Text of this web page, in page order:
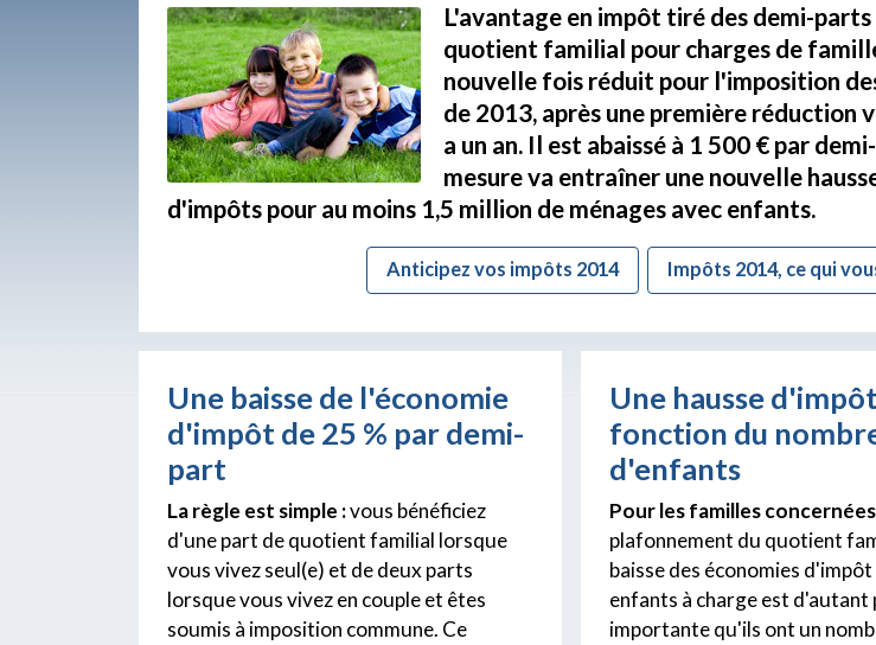
L'avantage en impôt tiré des demi-parts
quotient familial pour charges de
nouvelle fois réduit pour l'imposition
de 2013, après une première réduction
a un an. Il est abaissé à 1 500 € par
mesure va entraîner une nouvelle
d'impôts pour au moins 1,5 million de ménages avec enfants.
Impôts 2014, ce qui
Anticipez vos impôts 2014
Une baisse de l'économie
d'impôt de 25 % par demi-
part
La règle est simple :vous bénéficiez
d'une part de quotient familial lorsque
vous vivez seul(e) et de deux parts
lorsque vous vivez en couple et êtes
soumis à imposition commune. Ce
Une hausse
fonction du
d'enfants
Pour les familles concernées
plafonnement du quotient
baisse des économies d'impôt
enfants à charge est d'autant
importante qu'ils ont un